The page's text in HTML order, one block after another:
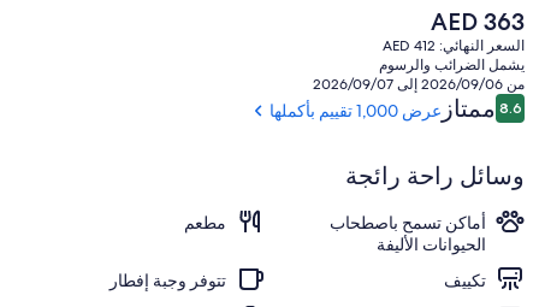
الردهة
السعر
الحالي
هو
AED
363
AED 363
السعر النهائي: AED 412
يشمل الضرائب والرسوم
من 2026/09/06 إلى 2026/09/07
التقييمات
8.68.6 من 10ممتاز عرض 1,000 تقييم بأكملها
وسائل راحة رائجة
أماكن تسمح باصطحاب
الحيوانات الأليفة
مطعم
تكييف
تتوفر وجبة إفطار